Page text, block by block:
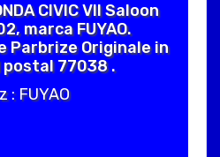
CIVIC VII Saloon
marca FUYAO.
Parbrize Originale in
postal 77038 .
: FUYAO